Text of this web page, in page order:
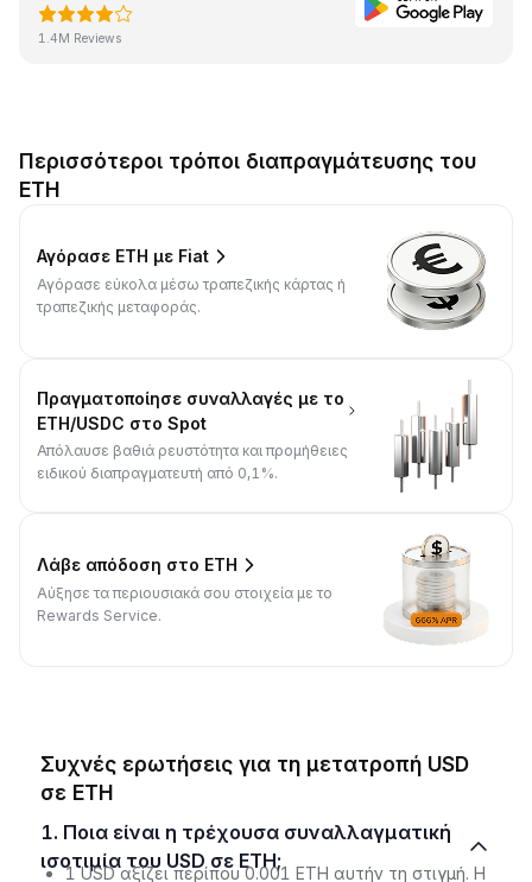
1.4M Reviews
Περισσότεροι τρόποι διαπραγμάτευσης του
ETH
Αγόρασε ETH με Fiat
Αγόρασε εύκολα μέσω τραπεζικής κάρτας ή
τραπεζικής μεταφοράς.
Πραγματοποίησε συναλλαγές με το
ETH/USDC στο Spot
Απόλαυσε βαθιά ρευστότητα και προμήθειες
ειδικού διαπραγματευτή από 0,1%.
Λάβε απόδοση στο ETH
Αύξησε τα περιουσιακά σου στοιχεία με το
Rewards Service.
Συχνές ερωτήσεις για τη μετατροπή USD
σε ETH
1. Ποια είναι η τρέχουσα συναλλαγματική
ισοτιμία του USD σε ETH;
1 USD αξίζει περίπου 0.001 ETH αυτήν τη στιγμή. Η